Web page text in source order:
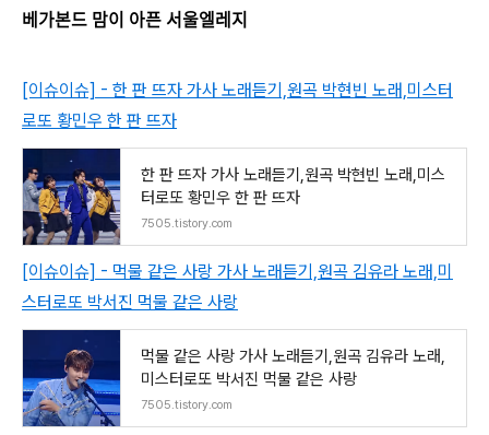
베가본드 맘이 아픈 서울엘레지
[이슈이슈] - 한 판 뜨자 가사 노래듣기,원곡 박현빈 노래,미스터
로또 황민우 한 판 뜨자
한 판 뜨자 가사 노래듣기,원곡 박현빈 노래,미스
터로또 황민우 한 판 뜨자
7505.tistory.com
[이슈이슈] - 먹물 같은 사랑 가사 노래듣기,원곡 김유라 노래,미
스터로또 박서진 먹물 같은 사랑
먹물 같은 사랑 가사 노래듣기,원곡 김유라 노래,
미스터로또 박서진 먹물 같은 사랑
7505.tistory.com